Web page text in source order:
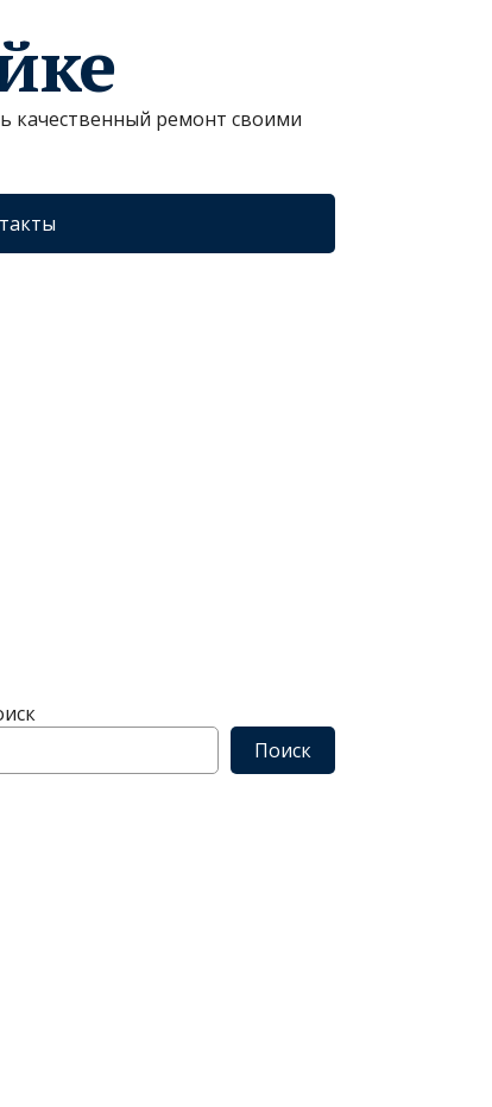
качественный ремонт своими
Поиск